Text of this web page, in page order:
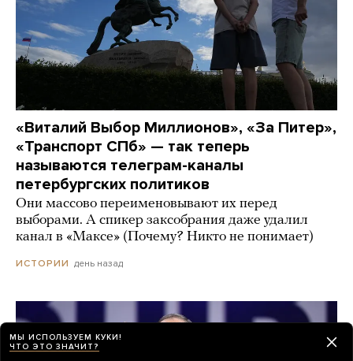
«Виталий Выбор Миллионов», «За Питер»,
«Транспорт СПб» — так теперь
называются телеграм-каналы
петербургских политиков
Они массово переименовывают их перед
выборами. А спикер заксобрания даже удалил
канал в «Максе» (Почему? Никто не понимает)
ИСТОРИИ день назад
МЫ ИСПОЛЬЗУЕМ КУКИ!
ЧТО ЭТО ЗНАЧИТ?